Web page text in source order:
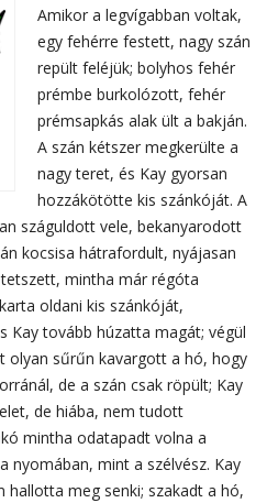
Amikor a legvígabban voltak,
egy fehérre festett, nagy szán
repült feléjük; bolyhos fehér
prémbe burkolózott, fehér
prémsapkás alak ült a bakján.
A szán kétszer megkerülte a
nagy teret, és Kay gyorsan
hozzákötötte kis szánkóját. A
száguldott vele, bekanyarodott
kocsisa hátrafordult, nyájasan
mintha már régóta
oldani kis szánkóját,
Kay tovább húzatta magát; végül
olyan sűrűn kavargott a hó, hogy
de a szán csak röpült; Kay
de hiába, nem tudott
mintha odatapadt volna a
nyomában, mint a szélvész. Kay
hallotta meg senki; szakadt a hó,